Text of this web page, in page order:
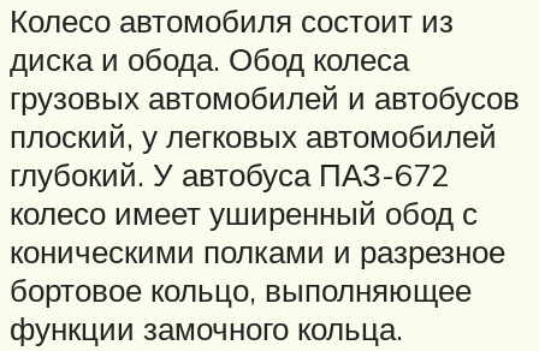
Колесо автомобиля состоит из
диска и обода. Обод колеса
грузовых автомобилей и автобусов
плоский, у легковых автомобилей
глубокий. У автобуса ПАЗ-672
колесо имеет уширенный обод с
коническими полками и разрезное
бортовое кольцо, выполняющее
функции замочного кольца.